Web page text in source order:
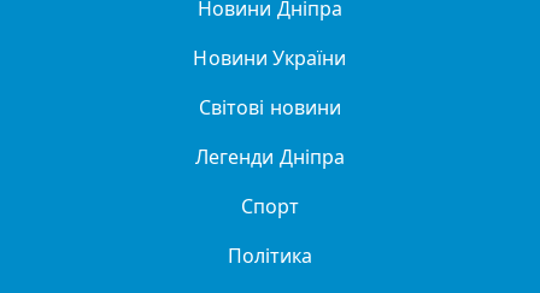
Новини Дніпра
Новини України
Світові новини
Легенди Дніпра
Спорт
Політика